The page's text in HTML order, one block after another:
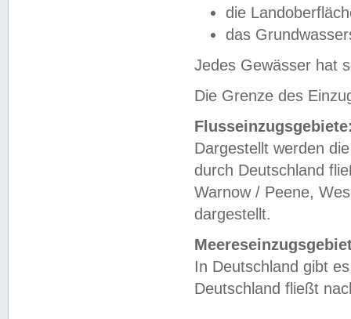
die
das
Jedes Gewässer hat
Die Grenze des
Dargestellt werden
durch Deutschland
Warnow / Peene,
dargestellt.
In Deutschland gibt
Deutschland fließt